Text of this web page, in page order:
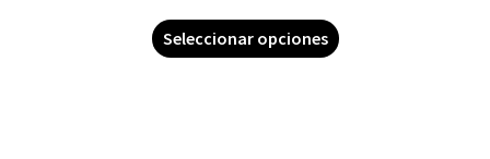
Seleccionar opciones